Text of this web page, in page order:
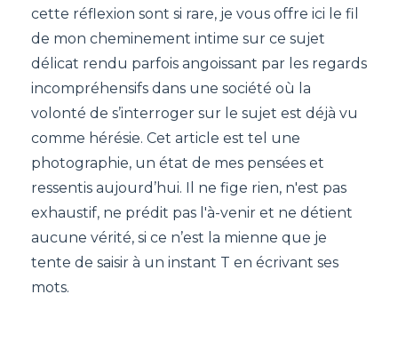
cette réflexion sont si rare, je vous offre ici le fil
de mon cheminement intime sur ce sujet
délicat rendu parfois angoissant par les regards
incompréhensifs dans une société où la
volonté de s’interroger sur le sujet est déjà vu
comme hérésie. Cet article est tel une
photographie, un état de mes pensées et
ressentis aujourd’hui. Il ne fige rien, n'est pas
exhaustif, ne prédit pas l'à-venir et ne détient
aucune vérité, si ce n’est la mienne que je
tente de saisir à un instant T en écrivant ses
mots.